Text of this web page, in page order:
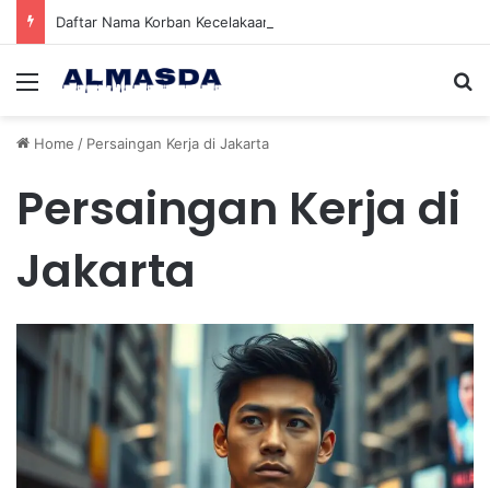
Menu
Home / Persaingan Kerja di Jakarta
Persaingan Kerja di
Jakarta